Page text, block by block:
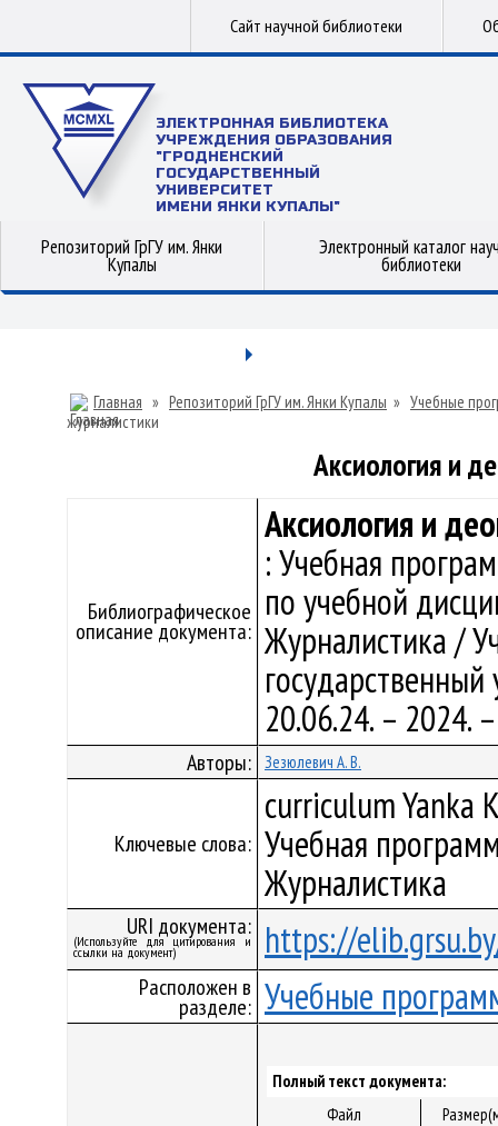
Сайт научной библиотеки
ЭЛЕКТРОННАЯ БИБЛИОТЕКА
УЧРЕЖДЕНИЯ ОБРАЗОВАНИЯ
"ГРОДНЕНСКИЙ
ГОСУДАРСТВЕННЫЙ
УНИВЕРСИТЕТ
ИМЕНИ ЯНКИ КУПАЛЫ"
Репозиторий ГрГУ им. Янки
Купалы
Электронный каталог
библиотеки
Главная » Репозиторий ГрГУ им. Янки Купалы » Учебные
журналистики
Аксиология и
Библиографическое
описание документа:
Аксиология и
: Учебная
по учебной
Журналистика /
20.06.24. –
Авторы: Зезюлевич А. В.
Ключевые слова:
curriculum Yanka
Учебная
Журналистика
URI документа:
(Используйте для цитирования и
ссылки на документ) https://
Расположен в
разделе: Учебные
Полный текст документа:
Файл